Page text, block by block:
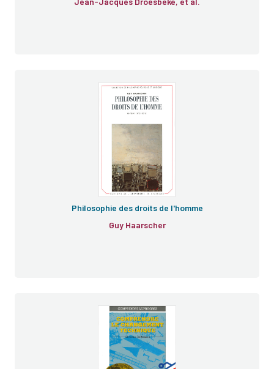
Philosophie des droits de l'homme
Guy Haarscher